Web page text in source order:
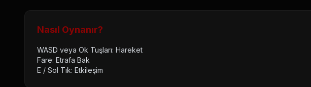
Nasıl Oynanır?
WASD veya Ok Tuşları: Hareket
Fare: Etrafa Bak
E / Sol Tık: Etkileşim